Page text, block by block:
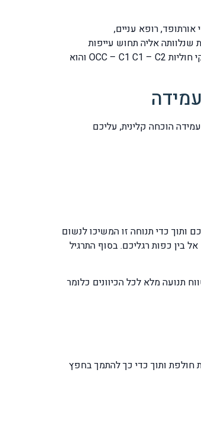
אורתופד, רופא עניים,
שנלוותה אליה תחוש עייפות
ונימנום. היא הגיעה אלי בהמלצת קרוב משפחה שטופל בעבר במרפאתי עקב אותם תסמינים וטיפלתי בו בעבר בחוליות הצוואר העליונות במפרקי חוליות OCC – C1 C1 – C2 והוא
הוכחה קלינית, עליכם
ותוך כדי תנוחה זו המשיכו לנשום
בין כפות רגליכם. בסוף התרגיל
בטווח תנועה מלא לכל הכיוונים כלומר
חולפת ותוך כדי כך להתמך בחפץ